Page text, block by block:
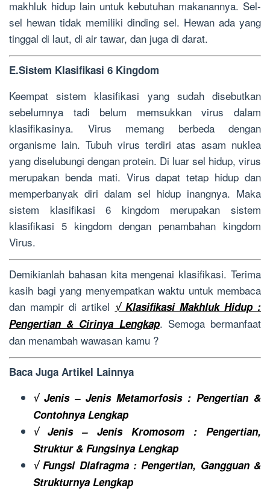
makhluk hidup lain untuk kebutuhan makanannya. Sel-
sel hewan tidak memiliki dinding sel. Hewan ada yang
tinggal di laut, di air tawar, dan juga di darat.
E.Sistem Klasifikasi 6 Kingdom
Keempat sistem klasifikasi yang sudah disebutkan
sebelumnya tadi belum memsukkan virus dalam
klasifikasinya. Virus memang berbeda dengan
organisme lain. Tubuh virus terdiri atas asam nuklea
yang diselubungi dengan protein. Di luar sel hidup, virus
merupakan benda mati. Virus dapat tetap hidup dan
memperbanyak diri dalam sel hidup inangnya. Maka
sistem klasifikasi 6 kingdom merupakan sistem
klasifikasi 5 kingdom dengan penambahan kingdom
Virus.
Demikianlah bahasan kita mengenai klasifikasi. Terima
kasih bagi yang menyempatkan waktu untuk membaca
dan mampir di artikel √ Klasifikasi Makhluk Hidup :
Pengertian & Cirinya Lengkap. Semoga bermanfaat
dan menambah wawasan kamu ?
Baca Juga Artikel Lainnya
√ Jenis – Jenis Metamorfosis : Pengertian &
Contohnya Lengkap
√ Jenis – Jenis Kromosom : Pengertian,
Struktur & Fungsinya Lengkap
√ Fungsi Diafragma : Pengertian, Gangguan &
Strukturnya Lengkap